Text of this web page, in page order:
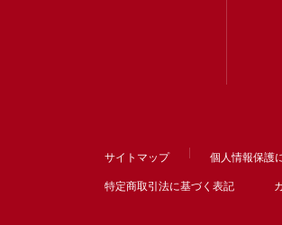
サイトマップ 個人情報保護
特定商取引法に基づく表記